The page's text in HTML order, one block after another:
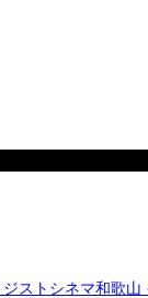
ストシネマ和歌山